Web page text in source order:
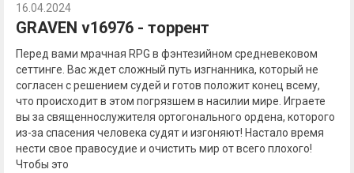
16.04.2024
GRAVEN v16976 - торрент
Перед вами мрачная RPG в фэнтезийном средневековом
сеттинге. Вас ждет сложный путь изгнанника, который не
согласен с решением судей и готов положит конец всему,
что происходит в этом погрязшем в насилии мире. Играете
вы за священнослужителя ортогонального ордена, которого
из-за спасения человека судят и изгоняют! Настало время
нести свое правосудие и очистить мир от всего плохого!
Чтобы это